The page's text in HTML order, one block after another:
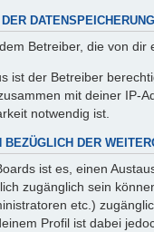
DATENSPEICHERUNG
Betreiber, die von
ist der Betreiber
mit deiner IP-
notwendig ist.
BEZÜGLICH DER
ist es, einen
zugänglich sein
etc.)
Profil ist dabei